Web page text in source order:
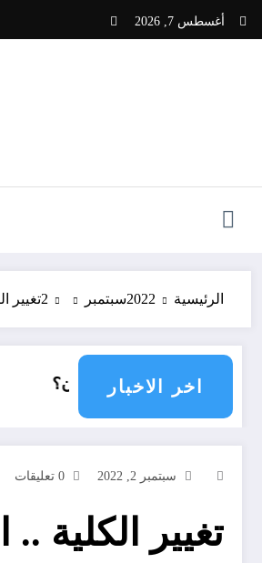
التجاوز
أغسطس 7, 2026
الرئيسية 2022سبتمبر 2تغيير
اخر الاخبار
دولي يناشدون؟ درجات
سبتمبر 2, 2022 0 تعليقات
تغيير الكلية